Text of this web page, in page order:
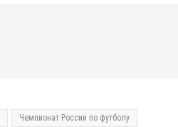
Чемпионат России по футболу